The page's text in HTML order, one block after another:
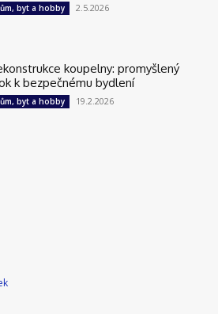
byt a hobby 2.5.2026
koupelny: promyšlený
k bezpečnému bydlení
byt a hobby 19.2.2026